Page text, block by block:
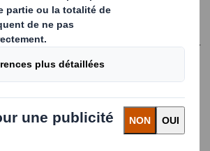
l'emballage peut appuyer vos
et attirer l'œil du consommateur sur
et réduire au minimum la
produite.
dans l'emballage, dans les entrepôts